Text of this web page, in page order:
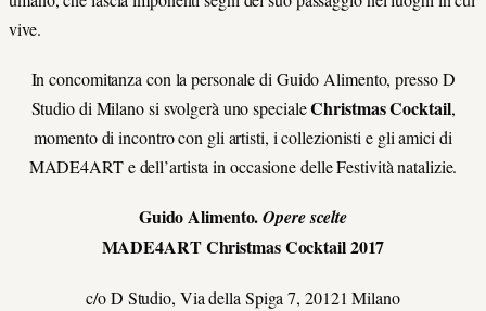
vive.
In concomitanza con la personale di Guido Alimento, presso D
Studio di Milano si svolgerà uno specialeChristmas Cocktail,
momento di incontro con gli artisti, i collezionisti e gli amici di
MADE4ART e dell’artista in occasione delle Festività natalizie.
Guido Alimento.Opere scelte
MADE4ART Christmas Cocktail 2017
c/o D Studio, Via della Spiga 7, 20121 Milano